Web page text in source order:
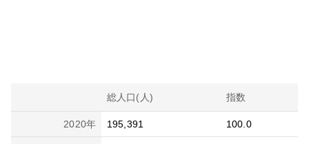
総人口(人) 指数
2020年 195,391 100.0